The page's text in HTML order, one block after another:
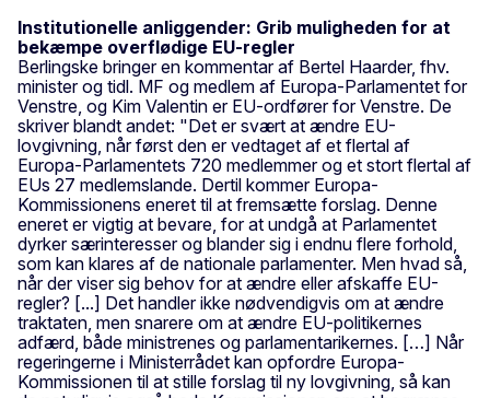
Institutionelle anliggender: Grib muligheden for at
bekæmpe overflødige EU-regler
Berlingske bringer en kommentar af Bertel Haarder, fhv.
minister og tidl. MF og medlem af Europa-Parlamentet for
Venstre, og Kim Valentin er EU-ordfører for Venstre. De
skriver blandt andet: "Det er svært at ændre EU-
lovgivning, når først den er vedtaget af et flertal af
Europa-Parlamentets 720 medlemmer og et stort flertal af
EUs 27 medlemslande. Dertil kommer Europa-
Kommissionens eneret til at fremsætte forslag. Denne
eneret er vigtig at bevare, for at undgå at Parlamentet
dyrker særinteresser og blander sig i endnu flere forhold,
som kan klares af de nationale parlamenter. Men hvad så,
når der viser sig behov for at ændre eller afskaffe EU-
regler? [...] Det handler ikke nødvendigvis om at ændre
traktaten, men snarere om at ændre EU-politikernes
adfærd, både ministrenes og parlamentarikernes. […] Når
regeringerne i Ministerrådet kan opfordre Europa-
Kommissionen til at stille forslag til ny lovgivning, så kan